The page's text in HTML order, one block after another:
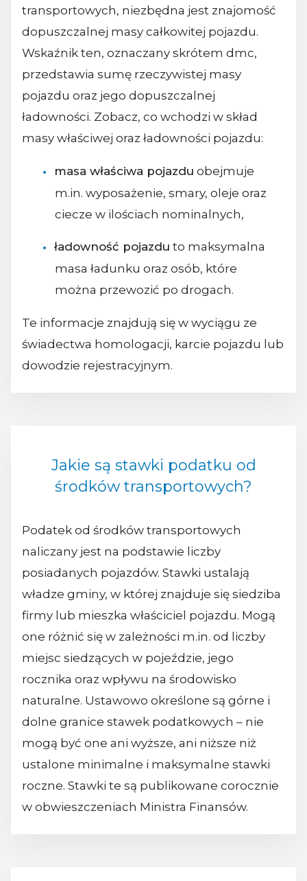
transportowych, niezbędna jest znajomość
dopuszczalnej masy całkowitej pojazdu.
Wskaźnik ten, oznaczany skrótem dmc,
przedstawia sumę rzeczywistej masy
pojazdu oraz jego dopuszczalnej
ładowności. Zobacz, co wchodzi w skład
masy właściwej oraz ładowności pojazdu:
masa właściwa pojazdu obejmuje
m.in. wyposażenie, smary, oleje oraz
ciecze w ilościach nominalnych,
ładowność pojazdu to maksymalna
masa ładunku oraz osób, które
można przewozić po drogach.
Te informacje znajdują się w wyciągu ze
świadectwa homologacji, karcie pojazdu lub
dowodzie rejestracyjnym.
Jakie są stawki podatku od
środków transportowych?
Podatek od środków transportowych
naliczany jest na podstawie liczby
posiadanych pojazdów. Stawki ustalają
władze gminy, w której znajduje się siedziba
firmy lub mieszka właściciel pojazdu. Mogą
one różnić się w zależności m.in. od liczby
miejsc siedzących w pojeździe, jego
rocznika oraz wpływu na środowisko
naturalne. Ustawowo określone są górne i
dolne granice stawek podatkowych – nie
mogą być one ani wyższe, ani niższe niż
ustalone minimalne i maksymalne stawki
roczne. Stawki te są publikowane corocznie
w obwieszczeniach Ministra Finansów.